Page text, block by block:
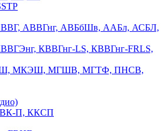
АВВГнг, АВБбШв, ААБл, АСБЛ,
КВВГнг-LS, КВВГнг-FRLS,
МКЭШ, МГШВ, МГТФ, ПНСВ,
П, ККСП